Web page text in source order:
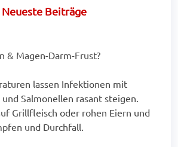
Neueste Beiträge
& Magen-Darm-Frust?
lassen Infektionen mit
Salmonellen rasant steigen.
Grillfleisch oder rohen Eiern und
und Durchfall.